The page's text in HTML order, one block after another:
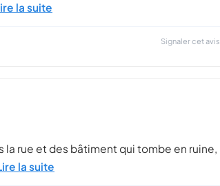
la suite
Signaler cet avis
la rue et des bâtiment qui tombe en ruine,
la suite